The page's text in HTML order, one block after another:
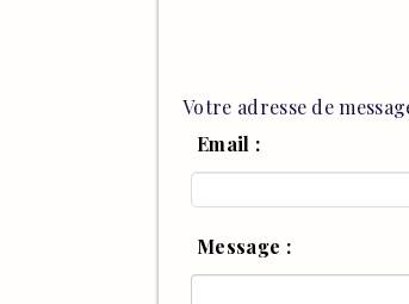
Votre adresse de
Email :
Message :